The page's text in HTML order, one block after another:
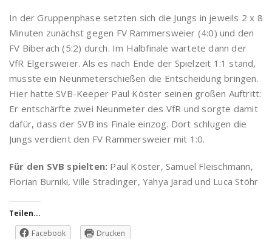
In der Gruppenphase setzten sich die Jungs in jeweils 2 x 8
Minuten zunächst gegen FV Rammersweier (4:0) und den
FV Biberach (5:2) durch. Im Halbfinale wartete dann der
VfR Elgersweier. Als es nach Ende der Spielzeit 1:1 stand,
musste ein Neunmeterschießen die Entscheidung bringen.
Hier hatte SVB-Keeper Paul Köster seinen großen Auftritt:
Er entschärfte zwei Neunmeter des VfR und sorgte damit
dafür, dass der SVB ins Finale einzog. Dort schlugen die
Jungs verdient den FV Rammersweier mit 1:0.
Für den SVB spielten: Paul Köster, Samuel Fleischmann,
Florian Burniki, Ville Stradinger, Yahya Jarad und Luca Stöhr
Teilen...
Facebook
Drucken